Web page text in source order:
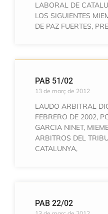
LABORAL DE
LOS SIGUIENTES
DE PAZ FUERTES,
PAB 51/02
13 de març de 2012
LAUDO ARBITRAL
FEBRERO DE 2002,
GARCIA NINET,
ARBITROS DEL
CATALUNYA,
PAB 22/02